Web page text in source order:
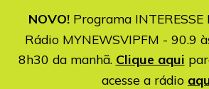
NOVO!Programa INTERESSE
Rádio MYNEWSVIPFM - 90.9
8h30 da manhã. Clique aqui
acesse a rádio